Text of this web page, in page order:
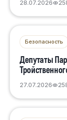
28.07.2026
Безопасность
Депутаты
27.07.2026